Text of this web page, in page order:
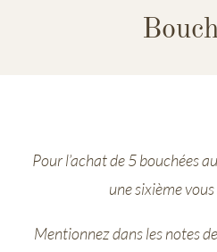
Pour l’achat de 5 bouchées
une sixième
Mentionnez dans les notes